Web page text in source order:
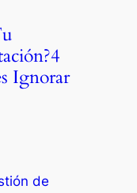
Ignorar
de